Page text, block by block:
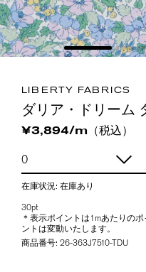
LIBERTY FABRICS
ダリア・ドリーム
¥3,894/m（税込）
在庫状況: 在庫あり
30pt
＊表示ポイントは1mあたりの
ントは変動いたします。
商品番号: 26-363J7510-TDU